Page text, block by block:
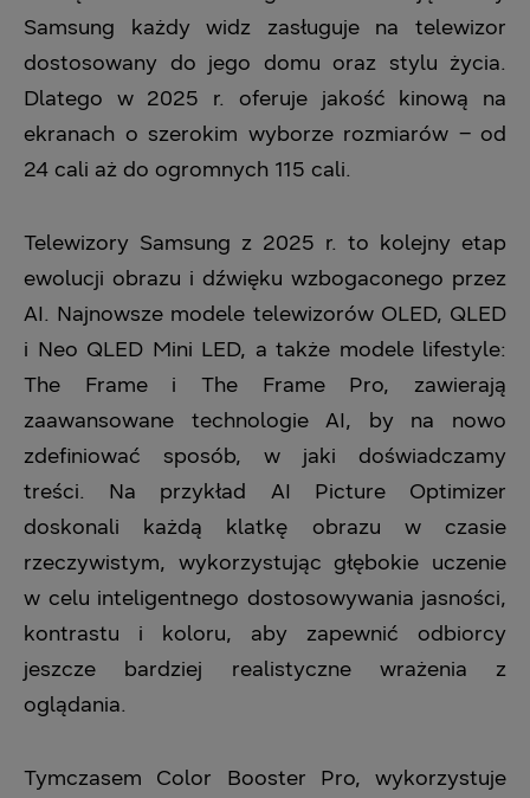
Samsung każdy widz zasługuje na telewizor
dostosowany do jego domu oraz stylu życia.
Dlatego w 2025 r. oferuje jakość kinową na
ekranach o szerokim wyborze rozmiarów – od
24 cali aż do ogromnych 115 cali.
Telewizory Samsung z 2025 r. to kolejny etap
ewolucji obrazu i dźwięku wzbogaconego przez
AI. Najnowsze modele telewizorów OLED, QLED
i Neo QLED Mini LED, a także modele lifestyle:
The Frame i The Frame Pro, zawierają
zaawansowane technologie AI, by na nowo
zdefiniować sposób, w jaki doświadczamy
treści. Na przykład AI Picture Optimizer
doskonali każdą klatkę obrazu w czasie
rzeczywistym, wykorzystując głębokie uczenie
w celu inteligentnego dostosowywania jasności,
kontrastu i koloru, aby zapewnić odbiorcy
jeszcze bardziej realistyczne wrażenia z
oglądania.
Tymczasem Color Booster Pro, wykorzystuje